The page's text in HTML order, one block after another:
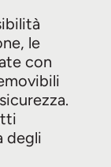
le
con
degli